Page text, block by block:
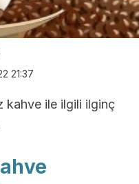
21:37
kahve ile ilgili ilginç